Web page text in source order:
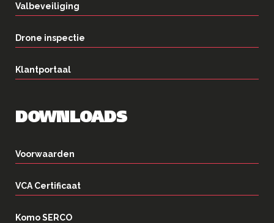
Valbeveiliging
Drone inspectie
Klantportaal
DOWNLOADS
Voorwaarden
VCA Certificaat
Komo SERCO